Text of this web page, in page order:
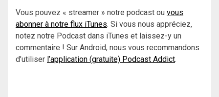
Vous pouvez « streamer » notre podcast ou vous
abonner à notre flux iTunes. Si vous nous appréciez,
notez notre Podcast dans iTunes et laissez-y un
commentaire ! Sur Android, nous vous recommandons
d’utiliser l’application (gratuite) Podcast Addict.